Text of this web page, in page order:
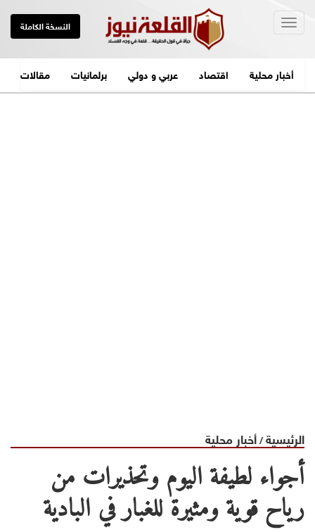
النسخة الكاملة
أخبار محلية اقتصاد عربي و دولي برلمانيات مقالات
الرئيسية/أخبار محلية
أجواء لطيفة اليوم وتحذيرات من
رياح قوية ومثيرة للغبار في البادية